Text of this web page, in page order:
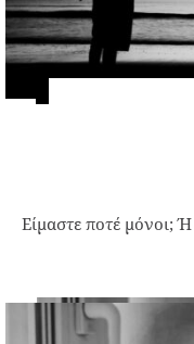
Είμαστε ποτέ μόνοι;